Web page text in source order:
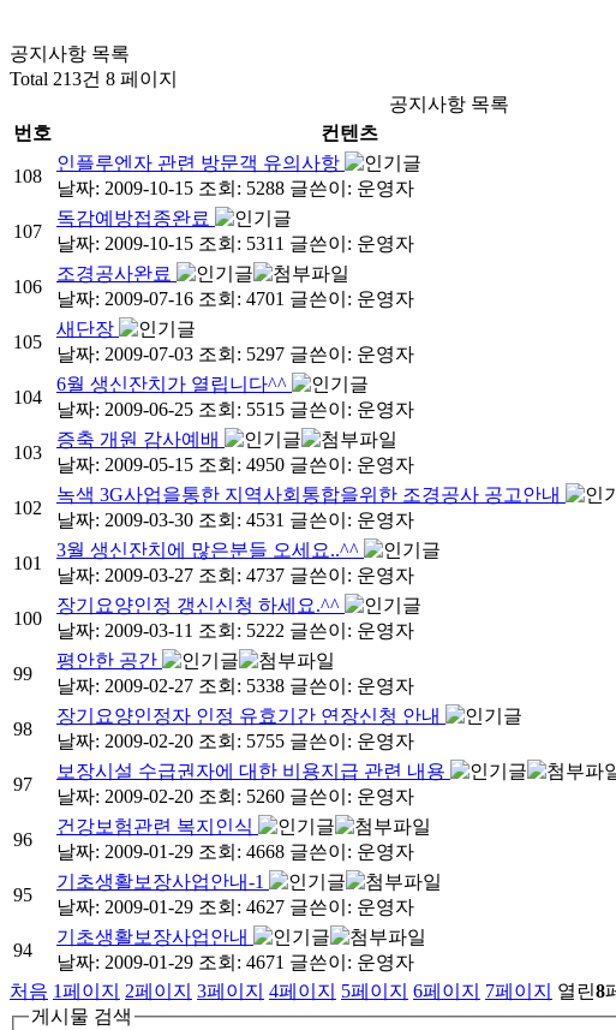
공지사항 목록
Total 213건 8 페이지
공지사항 목록
번호
컨텐츠
108
인플루엔자 관련 방문객 유의사항
날짜: 2009-10-15 조회: 5288 글쓴이: 운영자
107
독감예방접종완료
날짜: 2009-10-15 조회: 5311 글쓴이: 운영자
106
조경공사완료
날짜: 2009-07-16 조회: 4701 글쓴이: 운영자
105
새단장
날짜: 2009-07-03 조회: 5297 글쓴이: 운영자
104
6월 생신잔치가 열립니다^^
날짜: 2009-06-25 조회: 5515 글쓴이: 운영자
103
증축 개원 감사예배
날짜: 2009-05-15 조회: 4950 글쓴이: 운영자
102
녹색 3G사업을통한 지역사회통합을위한 조경공사 공고안내
날짜: 2009-03-30 조회: 4531 글쓴이: 운영자
101
3월 생신잔치에 많은분들 오세요..^^
날짜: 2009-03-27 조회: 4737 글쓴이: 운영자
100
장기요양인정 갱신신청 하세요.^^
날짜: 2009-03-11 조회: 5222 글쓴이: 운영자
99
평안한 공간
날짜: 2009-02-27 조회: 5338 글쓴이: 운영자
98
장기요양인정자 인정 유효기간 연장신청 안내
날짜: 2009-02-20 조회: 5755 글쓴이: 운영자
97
보장시설 수급권자에 대한 비용지급 관련 내용
날짜: 2009-02-20 조회: 5260 글쓴이: 운영자
96
건강보험관련 복지인식
날짜: 2009-01-29 조회: 4668 글쓴이: 운영자
95
기초생활보장사업안내-1
날짜: 2009-01-29 조회: 4627 글쓴이: 운영자
94
기초생활보장사업안내
날짜: 2009-01-29 조회: 4671 글쓴이: 운영자
처음 1페이지 2페이지 3페이지 4페이지 5페이지 6페이지 7페이지 열린8
게시물 검색